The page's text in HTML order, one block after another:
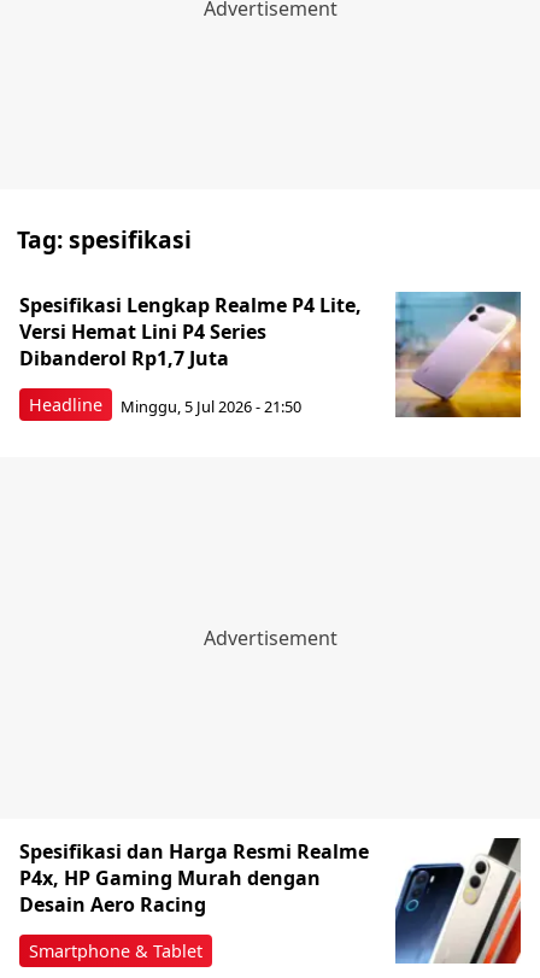
Tag:spesifikasi
Headline
Spesifikasi Lengkap Realme P4 Lite,
Versi Hemat Lini P4 Series
Dibanderol Rp1,7 Juta
Minggu, 5 Jul 2026 - 21:50
Smartphone & Tablet
Spesifikasi dan Harga Resmi Realme
P4x, HP Gaming Murah dengan
Desain Aero Racing